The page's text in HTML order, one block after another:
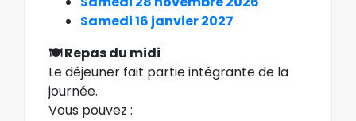
Samedi 16 janvier 2027
🍽 Repas du midi
Le déjeuner fait partie intégrante de la
journée.
Vous pouvez :